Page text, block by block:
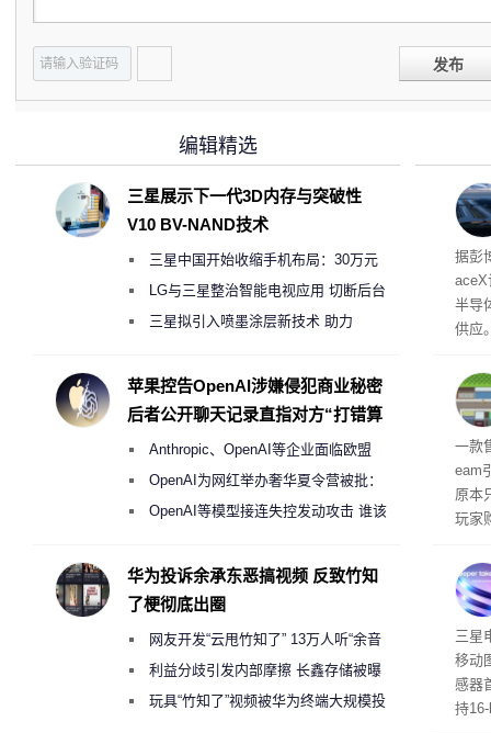
发布
电
据彭
aceX
半导
供应
开
取“
的
全
一款
eam
原本
玩家
入
传
三星
移动
感器
持
编辑精选
三星展示下一代3D内存与突破性
V10 BV-NAND技术
三星中国开始收缩手机布局：30万元
月销售额不达标门店 将被逐步清退
LG与三星整治智能电视应用 切断后台
偷偷共享带宽的违规行为
三星拟引入喷墨涂层新技术 助力
度
苹果控告OpenAI涉嫌侵犯商业秘密
后者公开聊天记录直指对方“打错算
Anthropic、OpenAI等企业面临欧盟
《人工智能法案》全新执法权限审查
OpenAI为网红举办奢华夏令营被批：
2000美元一晚 遭讽“反乌托邦”
OpenAI等模型接连失控发动攻击 谁该
华为投诉余承东恶搞视频 反致竹知
了梗彻底出圈
网友开发“云甩竹知了” 13万人听“余音
绕梁”利益分歧引发内部摩擦 长鑫存储被曝
曾将华为驻场工程师驱逐出研发基地
玩具“竹知了”视频被华为终端大规模投